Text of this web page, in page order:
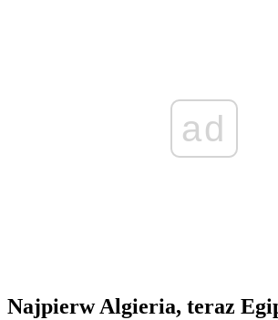
ad
Najpierw Algieria, teraz